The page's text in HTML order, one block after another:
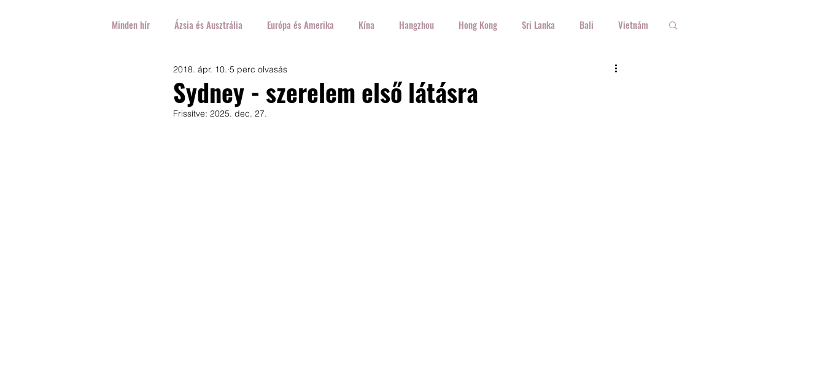
Minden hír Ázsia és Ausztrália Európa és Amerika Kína Hangzhou Hong Kong Sri Lanka Bali Vietnám
Egyesült-Királyság Ausztria
Sydney - szerelem első látásra
2018. ápr. 10. 5 perc olvasás
Frissítve: 2025. dec. 27.